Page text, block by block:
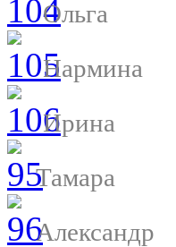
Ольга
Нармина
Ирина
Тамара
Александр